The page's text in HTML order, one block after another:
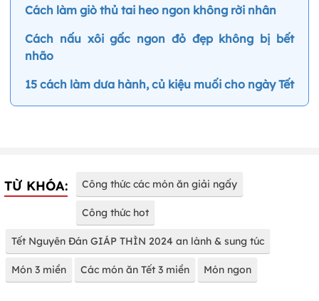
Cách làm giò thủ tai heo ngon không rời nhân
Cách nấu xôi gấc ngon đỏ đẹp không bị bết
nhão
15 cách làm dưa hành, củ kiệu muối cho ngày Tết
TỪ KHÓA: Công thức các món ăn giải ngấy
Công thức hot
Tết Nguyên Đán GIÁP THÌN 2024 an lành & sung túc
Món 3 miền Các món ăn Tết 3 miền Món ngon